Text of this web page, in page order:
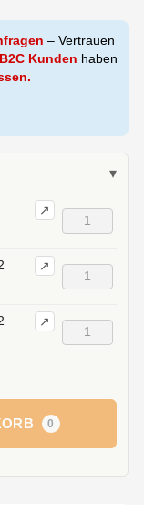
– Vertrauen
Kunden haben
▾
↗
↗
↗
0